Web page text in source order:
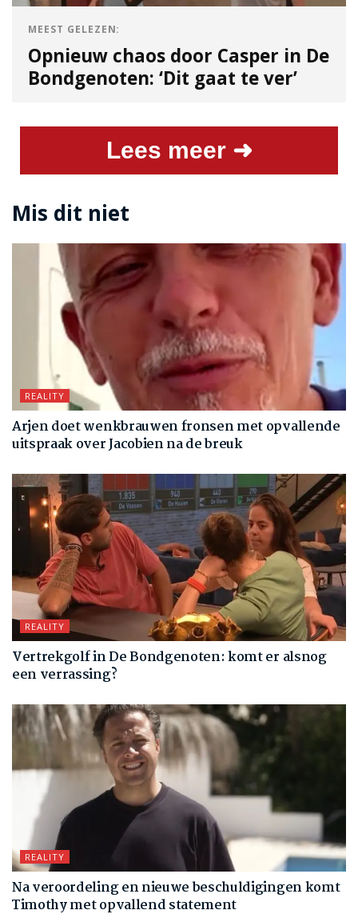
MEEST GELEZEN:
Opnieuw chaos door Casper in De
Bondgenoten: ‘Dit gaat te ver’
Lees meer ➜
Mis dit niet
REALITY
Arjen doet wenkbrauwen fronsen met opvallende
uitspraak over Jacobien na de breuk
REALITY
Vertrekgolf in De Bondgenoten: komt er alsnog
een verrassing?
REALITY
Na veroordeling en nieuwe beschuldigingen komt
Timothy met opvallend statement